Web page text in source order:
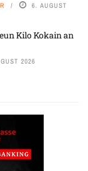
6. AUGUST
Kilo Kokain an
2026